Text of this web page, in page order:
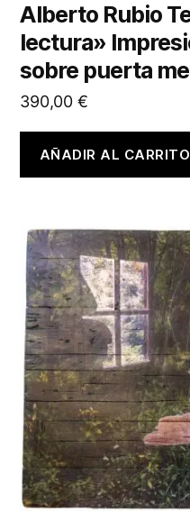
Alberto Rubio
lectura»
sobre puerta
390,00 €
AÑADIR AL CARRITO